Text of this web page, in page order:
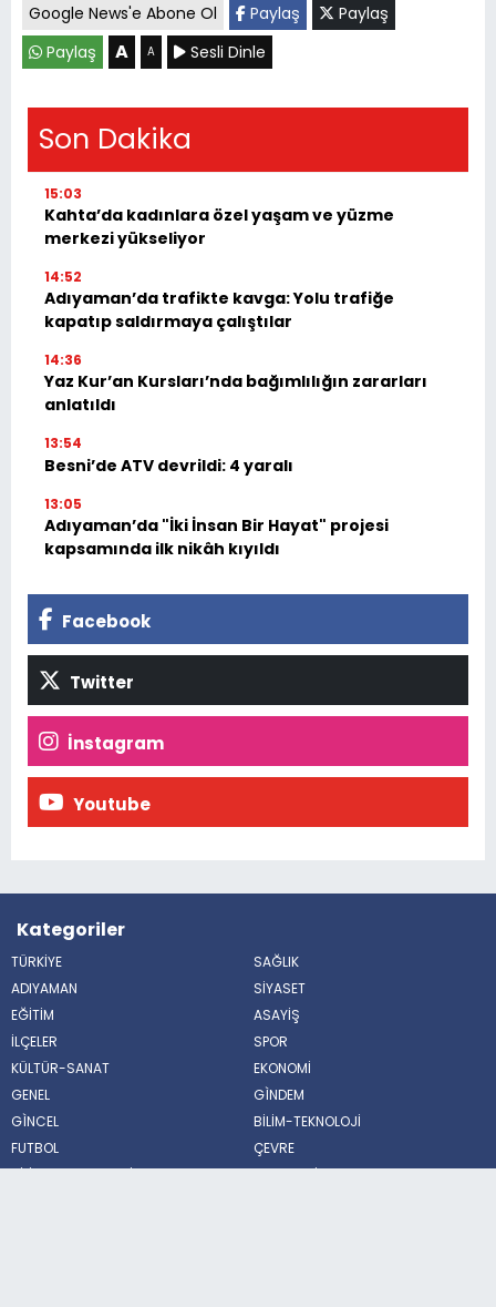
Google News'e Abone Ol Paylaş
Paylaş
Paylaş
A A Sesli Dinle
Son Dakika
15:03
Kahta’da kadınlara özel yaşam ve yüzme
merkezi yükseliyor
14:52
Adıyaman’da trafikte kavga: Yolu trafiğe
kapatıp saldırmaya çalıştılar
14:36
Yaz Kur’an Kursları’nda bağımlılığın zararları
anlatıldı
13:54
Besni’de ATV devrildi: 4 yaralı
13:05
Adıyaman’da "İki İnsan Bir Hayat" projesi
kapsamında ilk nikâh kıyıldı
Facebook
Twitter
İnstagram
Youtube
Kategoriler
TÜRKİYE
SAĞLIK
ADIYAMAN
SİYASET
EĞİTİM
ASAYİŞ
İLÇELER
SPOR
KÜLTÜR-SANAT
EKONOMİ
GENEL
GÌNDEM
GÌNCEL
BİLİM-TEKNOLOJİ
FUTBOL
ÇEVRE
BİLİM VE TEKNOLOJİ
HABERDE İNSAN